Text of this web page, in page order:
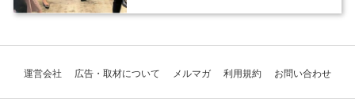
運営会社 広告・取材について メルマガ 利用規約 お問い合わせ